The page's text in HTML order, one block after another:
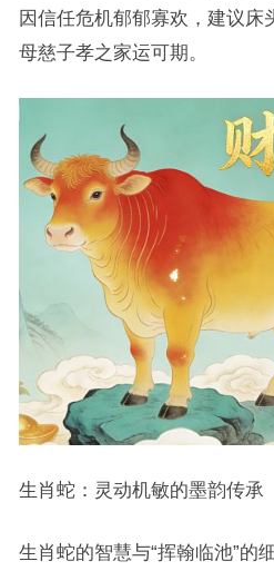
因信任危机郁郁寡欢，建议床
母慈子孝之家运可期。
生肖蛇：灵动机敏的墨韵传承
生肖蛇的智慧与“挥翰临池”的